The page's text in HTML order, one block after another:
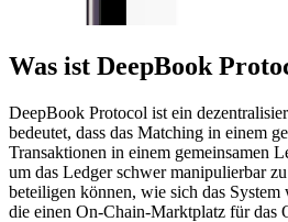
Was ist DeepBook
DeepBook Protocol ist ein
bedeutet, dass das Matching in einem
Transaktionen in einem gemeinsamen
um das Ledger schwer manipulierbar
beteiligen können, wie sich das
die einen On-Chain-Marktplatz für das